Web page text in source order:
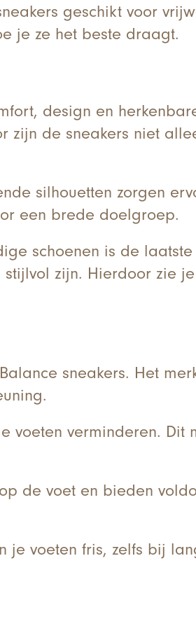
geschikt voor
je ze het beste draagt.
design en
zijn de sneakers niet
silhouetten zorgen
een brede doelgroep.
schoenen is de laatste
zijn. Hierdoor zie
sneakers. Het
voeten verminderen. Dit
de voet en bieden
voeten fris, zelfs bij